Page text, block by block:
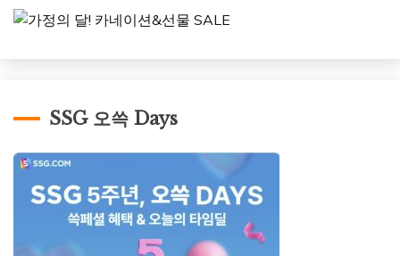
SSG 오쓱 Days